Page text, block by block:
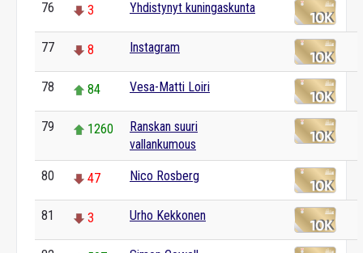
76 3 Yhdistynyt kuningaskunta
77 8 Instagram
78 84 Vesa-Matti Loiri
79 1260
Ranskan suuri
vallankumous
80 47 Nico Rosberg
81 3 Urho Kekkonen